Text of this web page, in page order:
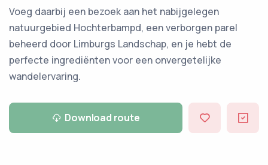
Voeg daarbij een bezoek aan het nabijgelegen
natuurgebied Hochterbampd, een verborgen parel
beheerd door Limburgs Landschap, en je hebt de
perfecte ingrediënten voor een onvergetelijke
wandelervaring.
Download route